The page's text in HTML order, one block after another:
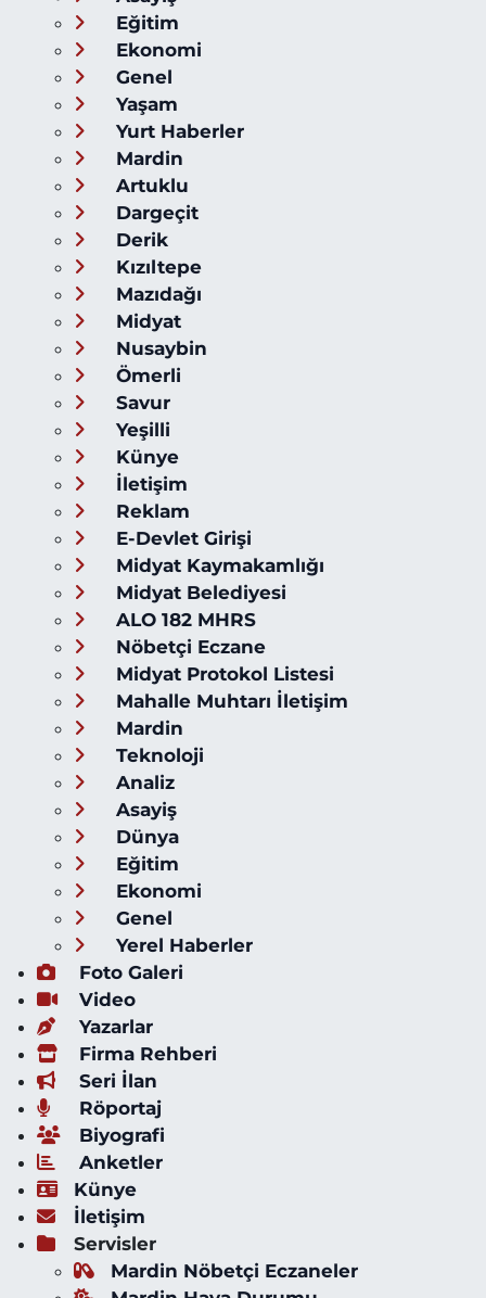
Eğitim
Ekonomi
Genel
Yaşam
Yurt Haberler
Mardin
Artuklu
Dargeçit
Derik
Kızıltepe
Mazıdağı
Midyat
Nusaybin
Ömerli
Savur
Yeşilli
Künye
İletişim
Reklam
E-Devlet Girişi
Midyat Kaymakamlığı
Midyat Belediyesi
ALO 182 MHRS
Nöbetçi Eczane
Midyat Protokol Listesi
Mahalle Muhtarı İletişim
Mardin
Teknoloji
Analiz
Asayiş
Dünya
Eğitim
Ekonomi
Genel
Yerel Haberler
Foto Galeri
Video
Yazarlar
Firma Rehberi
Seri İlan
Röportaj
Biyografi
Anketler
Künye
İletişim
Servisler
Mardin Nöbetçi Eczaneler